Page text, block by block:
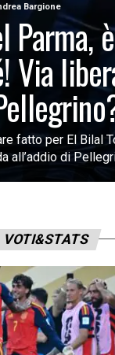
Bargione
Parma,
Via
fatto per El Bilal
all’addio di
VOTI&STATS